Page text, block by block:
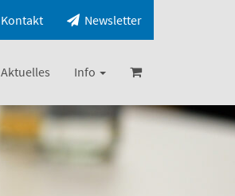
Kontakt Newsletter
Aktuelles Info